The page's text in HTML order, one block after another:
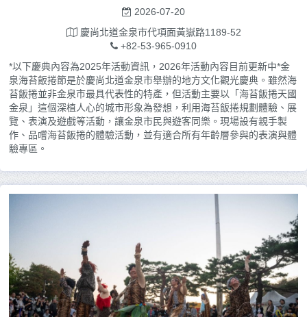
2026-07-20
慶尚北道金泉市代項面黃嶽路1189-52
+82-53-965-0910
*以下慶典內容為2025年活動資訊，2026年活動內容目前更新中*金
泉海苔飯捲節是於慶尚北道金泉市舉辦的地方文化觀光慶典。雖然海
苔飯捲並非金泉市最具代表性的特產，但活動主要以「海苔飯捲天國
金泉」這個深植人心的城市形象為發想，利用海苔飯捲規劃體驗、展
覽、表演及遊戲等活動，讓金泉市民與遊客同樂。現場設有親手製
作、品嚐海苔飯捲的體驗活動，並有適合所有年齡層參與的表演與體
驗專區。